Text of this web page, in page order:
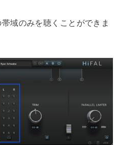
域のみを聴くことができま